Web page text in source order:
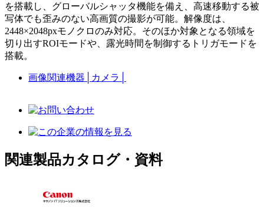
を搭載し、グローバルシャッタ機能を備え、高速移動する被
写体でも歪みのない高画質の撮影が可能。解像度は、
2448×2048pxモノクロのみ対応。そのほか対象となる領域を
切り出すROIモードや、露光時間を制御するトリガモードを
搭載。
画像関連機器 カメラ
関連製品カタログ・資料